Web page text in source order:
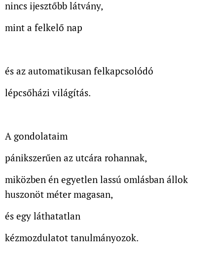
nincs ijesztőbb látvány,
mint a felkelő nap
és az automatikusan felkapcsolódó
lépcsőházi világítás.
A gondolataim
pánikszerűen az utcára rohannak,
miközben én egyetlen lassú omlásban állok
huszonöt méter magasan,
és egy láthatatlan
kézmozdulatot tanulmányozok.